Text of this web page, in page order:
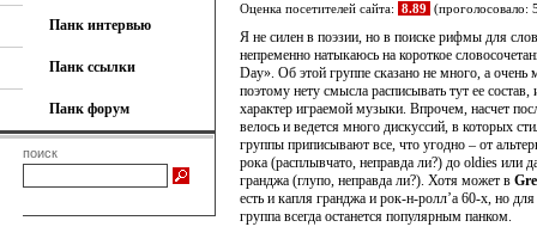
Панк интервью
Панк ссылки
Панк форум
поиск
Оценка посетителей сайта: 8.89 (проголосовало:
Я не силен в поэзии, но в поиске рифмы для
непременно натыкаюсь на короткое
Day». Об этой группе сказано не много, а очень
поэтому нету смысла расписывать тут ее
характер играемой музыки. Впрочем, насчет
велось и ведется много дискуссий, в которых
группы приписывают все, что угодно – от
рока (расплывчато, неправда ли?) до oldies или
гранджа (глупо, неправда ли?). Хотя может в
есть и капля гранджа и рок-н-ролл’а 60-х, но
группа всегда останется популярным панком.